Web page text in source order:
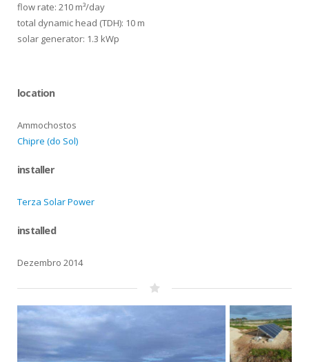
flow rate: 210 m³/day
total dynamic head (TDH): 10 m
solar generator: 1.3 kWp
location
Ammochostos
Chipre (do Sol)
installer
Terza Solar Power
installed
Dezembro 2014